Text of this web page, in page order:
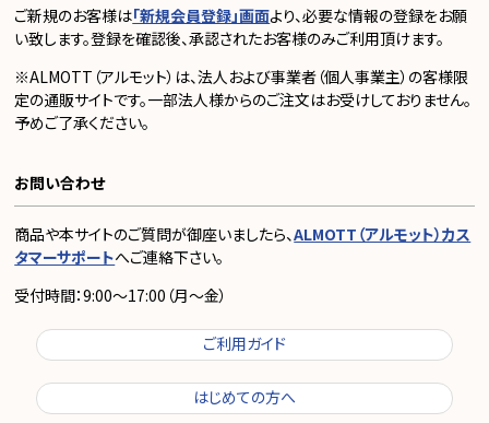
ご新規のお客様は「新規会員登録」画面より、必要な情報の登録をお願
い致します。登録を確認後、承認されたお客様のみご利用頂けます。
※ALMOTT（アルモット）は、法人および事業者（個人事業主）の客様限
定の通販サイトです。一部法人様からのご注文はお受けしておりません。
予めご了承ください。
お問い合わせ
商品や本サイトのご質問が御座いましたら、ALMOTT（アルモット）カス
タマーサポートへご連絡下さい。
受付時間：9:00～17:00（月～金）
ご利用ガイド
はじめての方へ